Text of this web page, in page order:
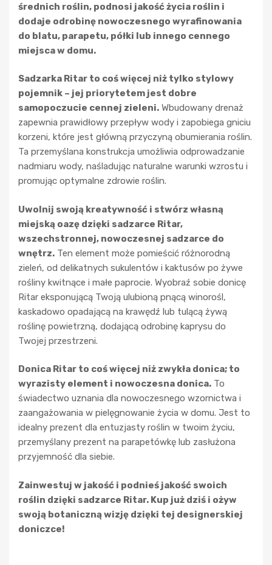
średnich roślin, podnosi jakość życia roślin i
dodaje odrobinę nowoczesnego wyrafinowania
do blatu, parapetu, półki lub innego cennego
miejsca w domu.
Sadzarka Ritar to coś więcej niż tylko stylowy
pojemnik – jej priorytetem jest dobre
samopoczucie cennej zieleni. Wbudowany drenaż
zapewnia prawidłowy przepływ wody i zapobiega gniciu
korzeni, które jest główną przyczyną obumierania roślin.
Ta przemyślana konstrukcja umożliwia odprowadzanie
nadmiaru wody, naśladując naturalne warunki wzrostu i
promując optymalne zdrowie roślin.
Uwolnij swoją kreatywność i stwórz własną
miejską oazę dzięki sadzarce Ritar,
wszechstronnej, nowoczesnej sadzarce do
wnętrz. Ten element może pomieścić różnorodną
zieleń, od delikatnych sukulentów i kaktusów po żywe
rośliny kwitnące i małe paprocie. Wyobraź sobie donicę
Ritar eksponującą Twoją ulubioną pnącą winorośl,
kaskadowo opadającą na krawędź lub tulącą żywą
roślinę powietrzną, dodającą odrobinę kaprysu do
Twojej przestrzeni.
Donica Ritar to coś więcej niż zwykła donica; to
wyrazisty element i nowoczesna donica. To
świadectwo uznania dla nowoczesnego wzornictwa i
zaangażowania w pielęgnowanie życia w domu. Jest to
idealny prezent dla entuzjasty roślin w twoim życiu,
przemyślany prezent na parapetówkę lub zasłużona
przyjemność dla siebie.
Zainwestuj w jakość i podnieś jakość swoich
roślin dzięki sadzarce Ritar. Kup już dziś i ożyw
swoją botaniczną wizję dzięki tej designerskiej
doniczce!